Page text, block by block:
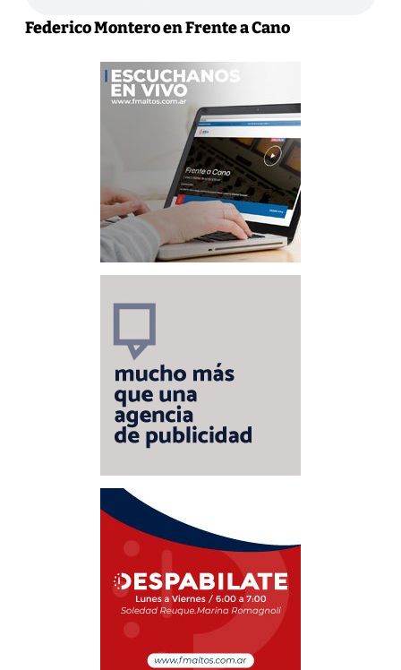
Federico Montero en Frente a Cano